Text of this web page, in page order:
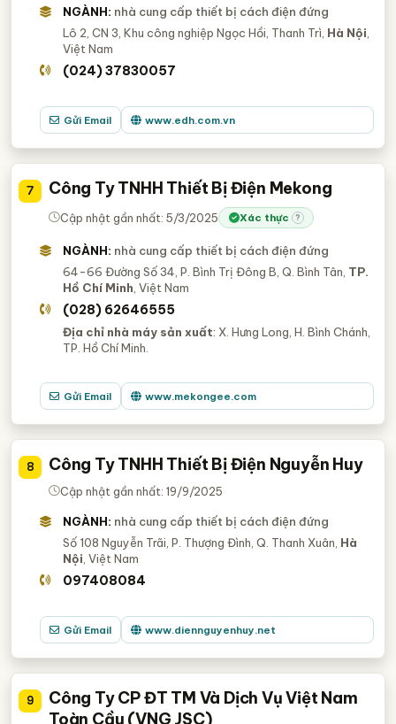
NGÀNH: nhà cung cấp thiết bị cách điện đứng
Lô 2, CN 3, Khu công nghiệp Ngọc Hồi, Thanh Trì, Hà Nội
Việt Nam
(024) 37830057
Gửi Email www.edh.com.vn
7 Công Ty TNHH Thiết Bị Điện Mekong
Cập nhật gần nhất: 5/3/2025 Xác thực ?
NGÀNH: nhà cung cấp thiết bị cách điện đứng
64-66 Đường Số 34, P. Bình Trị Đông B, Q. Bình Tân, TP.
Hồ Chí Minh , Việt Nam
(028) 62646555
Địa chỉ nhà máy sản xuất: X. Hưng Long, H. Bình Chánh,
TP. Hồ Chí Minh.
Gửi Email www.mekongee.com
8 Công Ty TNHH Thiết Bị Điện Nguyễn Huy
Cập nhật gần nhất: 19/9/2025
NGÀNH: nhà cung cấp thiết bị cách điện đứng
Số 108 Nguyễn Trãi, P. Thượng Đình, Q. Thanh Xuân, Hà
Nội , Việt Nam
097408084
Gửi Email www.diennguyenhuy.net
9
Công Ty CP ĐT TM Và Dịch Vụ Việt Nam
Toàn Cầu (VNG JSC)